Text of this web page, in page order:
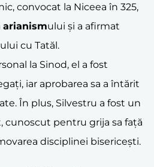
convocat la Niceea în 325,
arianismului și a afirmat
cu Tatăl.
la Sinod, el a fost
iar aprobarea sa a întărit
În plus, Silvestru a fost un
cunoscut pentru grija sa față
disciplinei bisericești.